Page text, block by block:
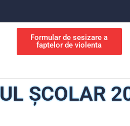
Formular de sesizare a
faptelor de violenta
ȘCOLAR